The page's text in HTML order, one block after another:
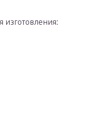
изготовления: